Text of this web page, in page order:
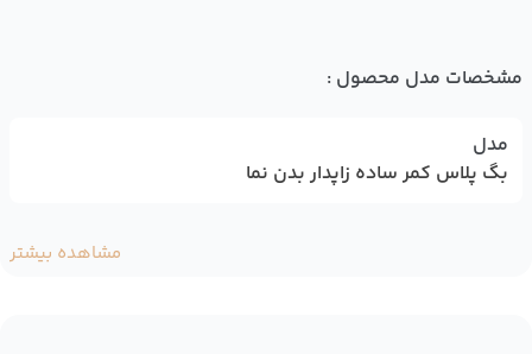
مشخصات مدل محصول :
مدل
بگ پلاس کمر ساده زاپدار بدن نما
مشاهده بیشتر